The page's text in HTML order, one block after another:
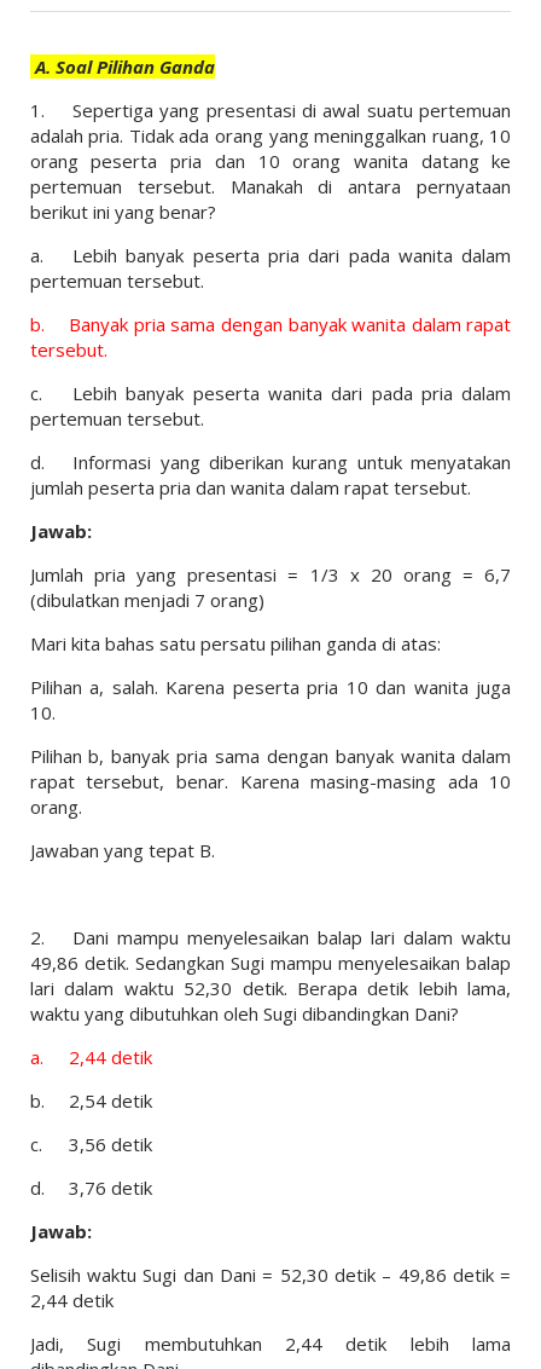
A. Soal Pilihan Ganda
1.
Sepertiga yang presentasi di awal suatu pertemuan
adalah pria. Tidak ada orang yang meninggalkan ruang, 10
orang peserta pria dan 10 orang wanita datang ke
pertemuan tersebut. Manakah di antara pernyataan
berikut ini yang benar?
a.
Lebih banyak peserta pria dari pada wanita dalam
pertemuan tersebut.
b.
Banyak pria sama dengan banyak wanita dalam rapat
tersebut.
c.
Lebih banyak peserta wanita dari pada pria dalam
pertemuan tersebut.
d.
Informasi yang diberikan kurang untuk menyatakan
jumlah peserta pria dan wanita dalam rapat tersebut.
Jawab:
Jumlah pria yang presentasi = 1/3 x 20 orang = 6,7
(dibulatkan menjadi 7 orang)
Mari kita bahas satu persatu pilihan ganda di atas:
Pilihan a, salah. Karena peserta pria 10 dan wanita juga
10.
Pilihan b, banyak pria sama dengan banyak wanita dalam
rapat tersebut, benar. Karena masing-masing ada 10
orang.
Jawaban yang tepat B.
2.
Dani mampu menyelesaikan balap lari dalam waktu
49,86 detik. Sedangkan Sugi mampu menyelesaikan balap
lari dalam waktu 52,30 detik. Berapa detik lebih lama,
waktu yang dibutuhkan oleh Sugi dibandingkan Dani?
a.
2,44 detik
b.
2,54 detik
c.
3,56 detik
d.
3,76 detik
Jawab:
Selisih waktu Sugi dan Dani = 52,30 detik – 49,86 detik =
2,44 detik
Jadi, Sugi membutuhkan 2,44 detik lebih lama